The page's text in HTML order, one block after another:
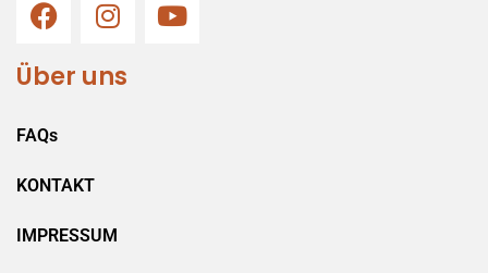
Über uns
FAQs
KONTAKT
IMPRESSUM